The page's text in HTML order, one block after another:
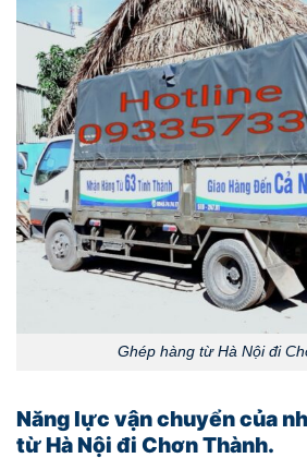
Ghép hàng từ Hà Nội đi
Năng lực vận chuyển của
từ Hà Nội đi Chơn Thành.